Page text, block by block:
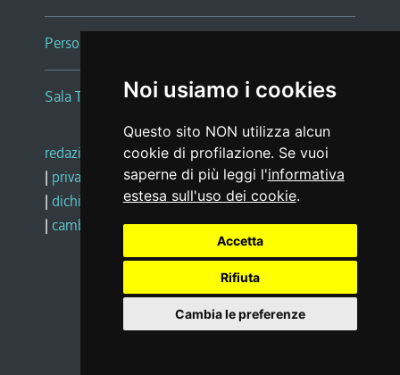
Noi usiamo i cookies
Questo sito NON utilizza alcun
cookie di profilazione. Se vuoi
saperne di più leggi l'informativa
estesa sull'uso dei cookie.
Accetta
Rifiuta
Cambia le preferenze
Persone e Uffici
Sala Tiziano Tessitori
redazione web |note legali |glossario
| privacy
social media policy
| dichiarazione di accessibilità |feedback
| cambio preferenze cookie
Realizzato da